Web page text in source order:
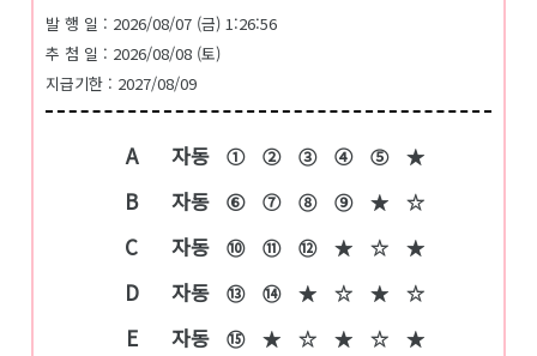
발 행 일 : 2026/08/07 (금) 1:26:56
추 첨 일 : 2026/08/08 (토)
지급기한 : 2027/08/09
A 자동 ① ② ③ ④ ⑤ ★
B 자동 ⑥ ⑦ ⑧ ⑨ ★ ☆
C 자동 ⑩ ⑪ ⑫ ★ ☆ ★
D 자동 ⑬ ⑭ ★ ☆ ★ ☆
E 자동 ⑮ ★ ☆ ★ ☆ ★